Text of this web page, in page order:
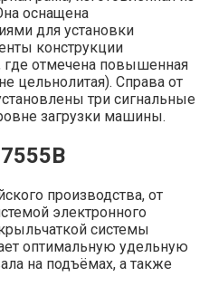
оснащена
для установки
конструкции
где отмечена повышенная
цельнолитая). Справа от
три сигнальные
загрузки машины.
производства, от
электронного
системы
оптимальную удельную
на подъёмах, а также